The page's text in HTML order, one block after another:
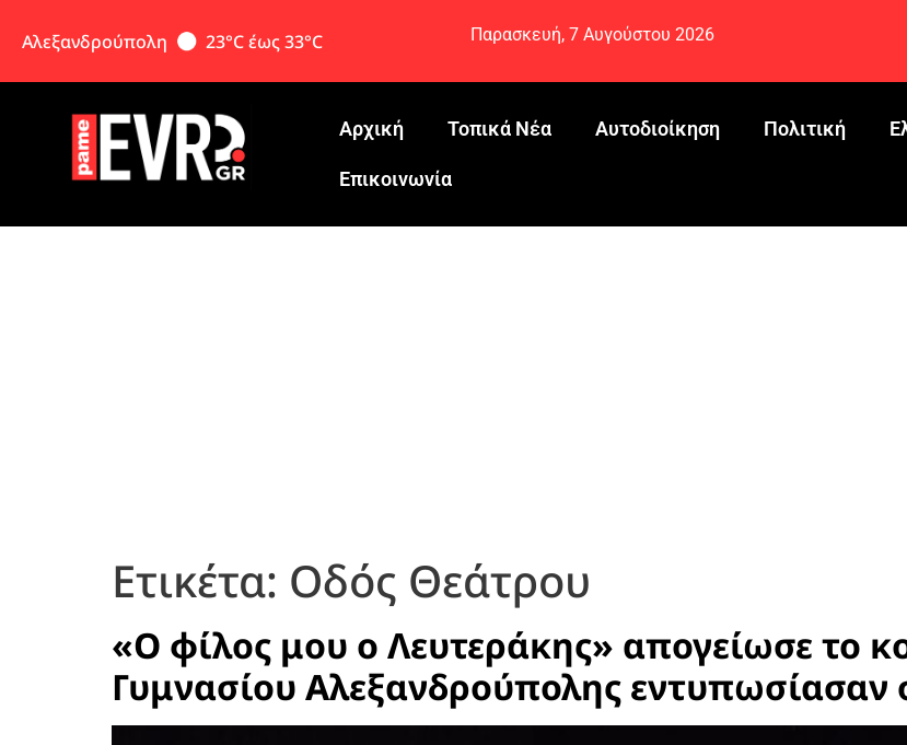
Αλεξανδρούπολη 23°C έως 33°C Παρασκευή, 7 Αυγούστου 2026
Αρχική Τοπικά Νέα Αυτοδιοίκηση Πολιτική
Eπικοινωνία
Ετικέτα: Οδός Θεάτρου
«Ο φίλος μου ο Λευτεράκης» απογείωσε το
Γυμνασίου Αλεξανδρούπολης εντυπωσίασαν